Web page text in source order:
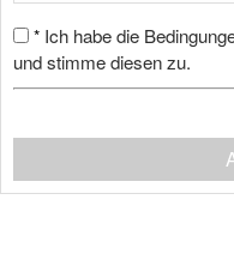
* Ich habe die
und stimme diesen zu.